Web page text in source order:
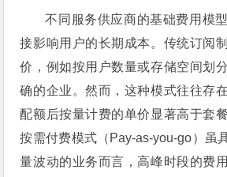
不同服务供应商的基础费用模
接影响用户的长期成本。传统订阅
价，例如按用户数量或存储空间划
确的企业。然而，这种模式往往存
配额后按量计费的单价显著高于套
按需付费模式（Pay-as-you-go）虽
量波动的业务而言，高峰时段的费